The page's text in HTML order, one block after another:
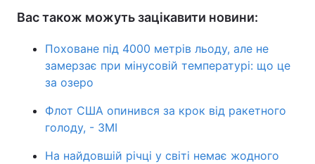
Вас також можуть зацікавити новини:
Поховане під 4000 метрів льоду, але не
замерзає при мінусовій температурі: що це
за озеро
Флот США опинився за крок від ракетного
голоду, - ЗМІ
На найдовшій річці у світі немає жодного